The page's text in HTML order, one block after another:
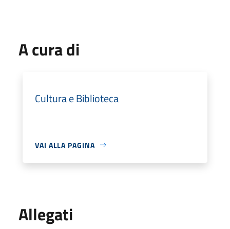
A cura di
Cultura e Biblioteca
VAI ALLA PAGINA
Allegati